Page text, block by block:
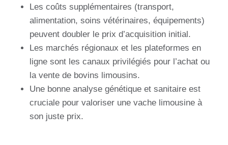
Les coûts supplémentaires (transport,
alimentation, soins vétérinaires, équipements)
peuvent doubler le prix d’acquisition initial.
Les marchés régionaux et les plateformes en
ligne sont les canaux privilégiés pour l’achat ou
la vente de bovins limousins.
Une bonne analyse génétique et sanitaire est
cruciale pour valoriser une vache limousine à
son juste prix.